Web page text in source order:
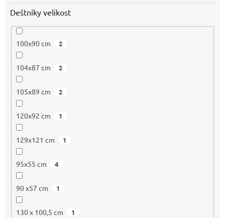
Deštníky velikost
100x90 cm 2
104x87 cm 2
105x89 cm 2
120x92 cm 1
129x121 cm 1
95x55 cm 4
90 x57 cm 1
130 x 100,5 cm 1